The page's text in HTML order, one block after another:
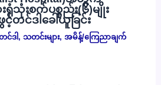
သုံးစက်ပစ္စည်း(၆)မျိုး
င်ဒါခေါ်ယူခြင်း
င်ဒါ , သတင်းများ, အမိန့်/ကြေညာချက်